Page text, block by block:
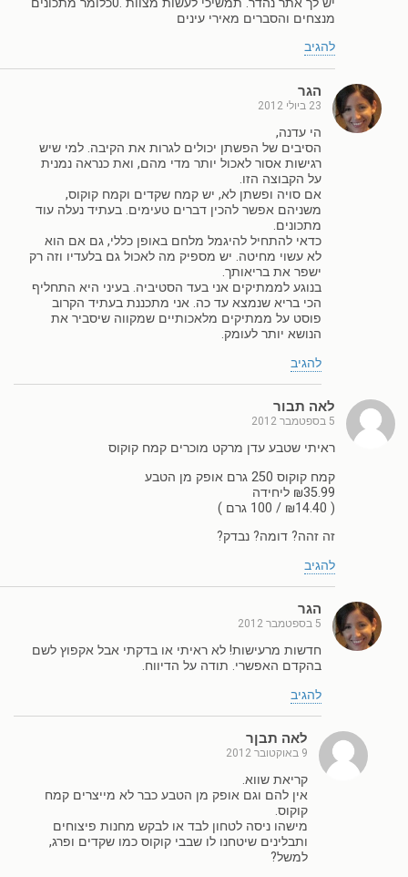
יש לך אתר נהדר. תמשיכי לעשות מצוות .0כלומר מתכונים
מנצחים והסברים מאירי עינים
להגיב
הגר
23 ביולי 2012
הי עדנה,
הסיבים של הפשתן יכולים לגרות את הקיבה. למי שיש
רגישות אסור לאכול יותר מדי מהם, ואת כנראה נמנית
על הקבוצה הזו.
אם סויה ופשתן לא, יש קמח שקדים וקמח קוקוס,
משניהם אפשר להכין דברים טעימים. בעתיד נעלה עוד
מתכונים.
כדאי להתחיל להיגמל מלחם באופן כללי, גם אם הוא
לא עשוי מחיטה. יש מספיק מה לאכול גם בלעדיו וזה רק
ישפר את בריאותך.
בנוגע לממתיקים אני בעד הסטיביה. בעיני היא התחליף
הכי בריא שנמצא עד כה. אני מתכננת בעתיד הקרוב
פוסט על ממתיקים מלאכותיים שמקווה שיסביר את
הנושא יותר לעומק.
להגיב
לאה תבור
5 בספטמבר 2012
ראיתי שטבע עדן מרקט מוכרים קמח קוקוס
קמח קוקוס 250 גרם אופק מן הטבע
₪35.99 ליחידה
( ₪14.40 / 100 גרם )
זה זהה? דומה? נבדק?
להגיב
הגר
5 בספטמבר 2012
חדשות מרעישות! לא ראיתי או בדקתי אבל אקפוץ לשם
בהקדם האפשרי. תודה על הדיווח.
להגיב
לאה תבןר
9 באוקטובר 2012
קריאת שווא.
אין להם וגם אופק מן הטבע כבר לא מייצרים קמח
קוקוס.
מישהו ניסה לטחון לבד או לבקש מחנות פיצוחים
ותבלינים שיטחנו לו שבבי קוקוס כמו שקדים ופרג,
למשל?